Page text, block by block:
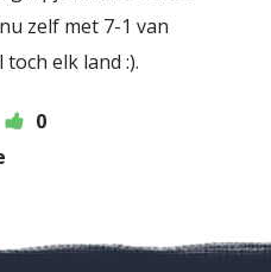
zelf met 7-1 van
elk land :).
0